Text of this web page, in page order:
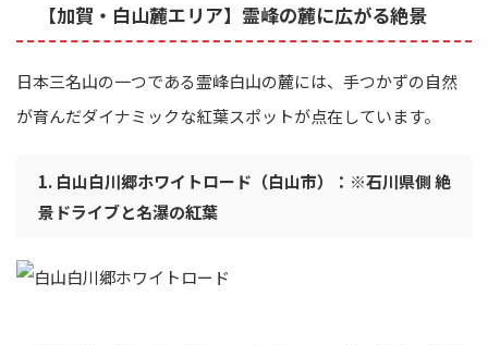
【加賀・白山麓エリア】霊峰の麓に広がる絶景
日本三名山の一つである霊峰白山の麓には、手つかずの自然
が育んだダイナミックな紅葉スポットが点在しています。
1. 白山白川郷ホワイトロード（白山市）：※石川県側 絶
景ドライブと名瀑の紅葉